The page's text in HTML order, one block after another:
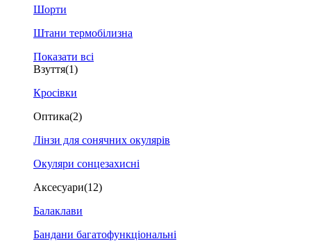
Шорти
Штани термобілизна
Показати всі
Взуття(1)
Кросівки
Оптика(2)
Лінзи для сонячних окулярів
Окуляри сонцезахисні
Аксесуари(12)
Балаклави
Бандани багатофункціональні